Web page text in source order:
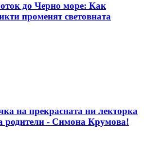
до Черно море: Как
променят световната
на прекрасната ни лекторка
родители - Симона Крумова!